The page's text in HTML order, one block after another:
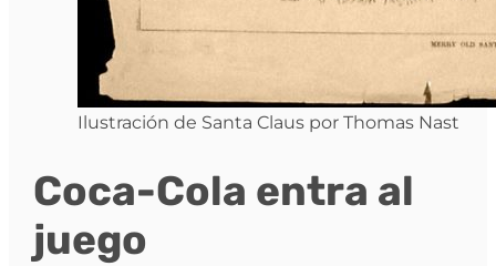
Ilustración de Santa Claus por Thomas Nast
Coca-Cola entra al
juego